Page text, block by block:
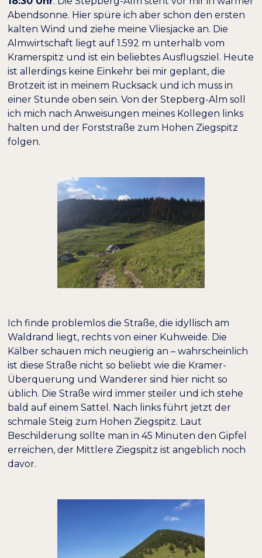
Abendsonne. Hier spüre ich aber schon den ersten
kalten Wind und ziehe meine Vliesjacke an. Die
Almwirtschaft liegt auf 1.592 m unterhalb vom
Kramerspitz und ist ein beliebtes Ausflugsziel. Heute
ist allerdings keine Einkehr bei mir geplant, die
Brotzeit ist in meinem Rucksack und ich muss in
einer Stunde oben sein. Von der Stepberg-Alm soll
ich mich nach Anweisungen meines Kollegen links
halten und der Forststraße zum Hohen Ziegspitz
folgen.
Ich finde problemlos die Straße, die idyllisch am
Waldrand liegt, rechts von einer Kuhweide. Die
Kälber schauen mich neugierig an – wahrscheinlich
ist diese Straße nicht so beliebt wie die Kramer-
Überquerung und Wanderer sind hier nicht so
üblich. Die Straße wird immer steiler und ich stehe
bald auf einem Sattel. Nach links führt jetzt der
schmale Steig zum Hohen Ziegspitz. Laut
Beschilderung sollte man in 45 Minuten den Gipfel
erreichen, der Mittlere Ziegspitz ist angeblich noch
davor.